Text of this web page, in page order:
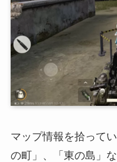
マップ情報を拾って
の町」、「東の島」